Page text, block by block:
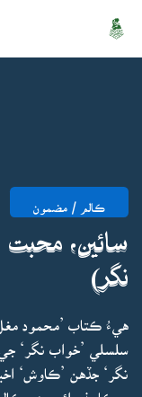
ڪالم / مضمون
سائين،
نگر)
هيءُ ڪتاب ’محمود
نگر‘ جڏهن ’ڪاوش‘
جيڪا پذيرائي، هن